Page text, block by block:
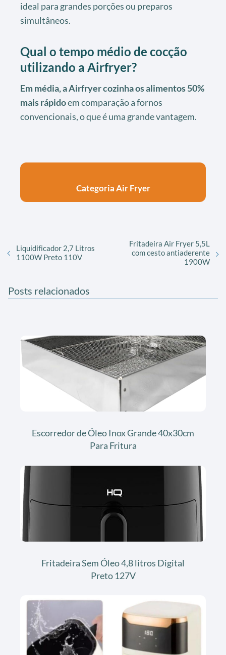
ideal para grandes porções ou preparos
simultâneos.
Qual o tempo médio de cocção
utilizando a Airfryer?
Em média, a Airfryer cozinha os alimentos 50%
mais rápidoem comparação a fornos
convencionais, o que é uma grande vantagem.
Categoria Air Fryer
Liquidificador 2,7 Litros
1100W Preto 110V
Fritadeira Air Fryer 5,5L
com cesto antiaderente
1900W
Posts relacionados
Escorredor de Óleo Inox Grande 40x30cm
Para Fritura
Fritadeira Sem Óleo 4,8 litros Digital
Preto 127V